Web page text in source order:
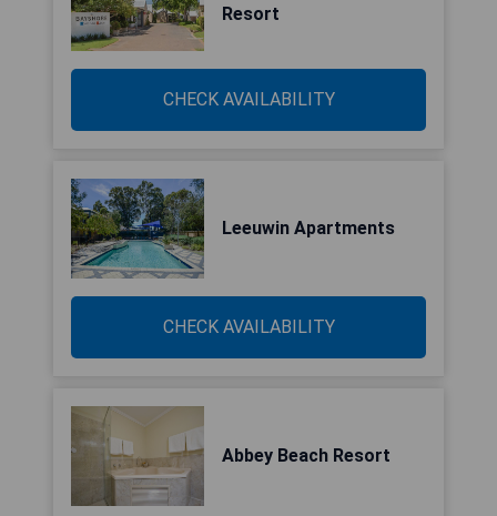
Resort
CHECK AVAILABILITY
Leeuwin Apartments
CHECK AVAILABILITY
Abbey Beach Resort